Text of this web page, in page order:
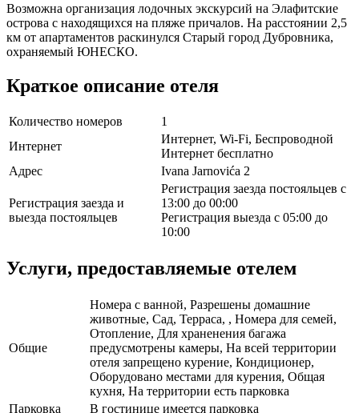
Возможна организация лодочных экскурсий на Элафитские
острова с находящихся на пляже причалов. На расстоянии 2,5
км от апартаментов раскинулся Старый город Дубровника,
охраняемый ЮНЕСКО.
Краткое описание отеля
Количество номеров
1
Интернет
Интернет, Wi-Fi, Беспроводной
Интернет бесплатно
Адрес
Ivana Jarnovića 2
Регистрация заезда и
выезда постояльцев
Регистрация заезда постояльцев с
13:00 до 00:00
Регистрация выезда с 05:00 до
10:00
Услуги, предоставляемые отелем
Общие
Номера с ванной, Разрешены домашние
животные, Сад, Терраса, , Номера для семей,
Отопление, Для храненения багажа
предусмотрены камеры, На всей территории
отеля запрещено курение, Кондиционер,
Оборудовано местами для курения, Общая
кухня, На территории есть парковка
Парковка
В гостинице имеется парковка